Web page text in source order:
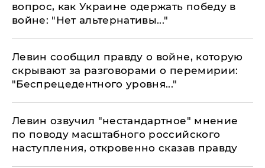
вопрос, как Украине одержать победу в
войне: "Нет альтернативы..."
Левин сообщил правду о войне, которую
скрывают за разговорами о перемирии:
"Беспрецедентного уровня..."
Левин озвучил "нестандартное" мнение
по поводу масштабного российского
наступления, откровенно сказав правду